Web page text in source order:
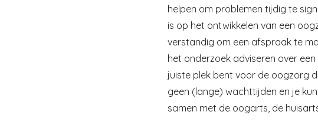
helpen om problemen tijdig te
is op het ontwikkelen van een
verstandig om een afspraak te
het onderzoek adviseren over
juiste plek bent voor de oogzorg
geen (lange) wachttijden en je
samen met de oogarts, de